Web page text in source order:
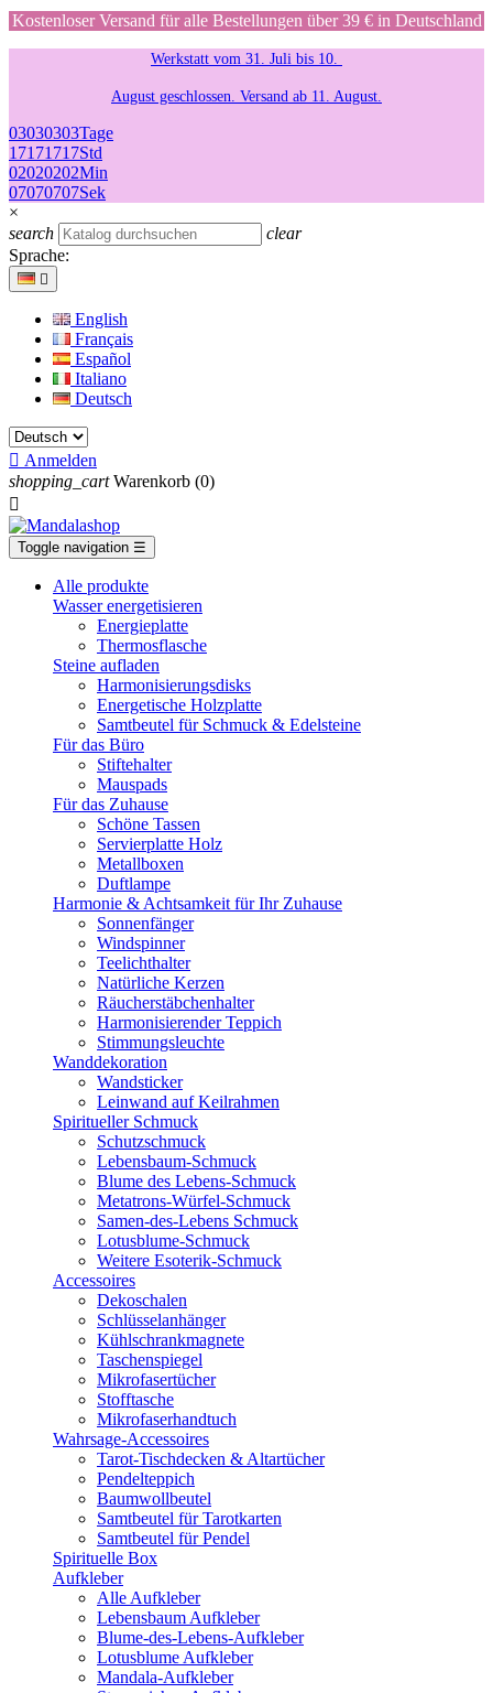
Kostenloser Versand für alle Bestellungen über 39 € in Deutschland
Werkstatt vom 31. Juli bis 10.
August geschlossen. Versand ab 11. August.
03030303Tage
17171717Std
02020202Min
07070707Sek
×
search
clear
Sprache:

English
Français
Español
Italiano
Deutsch
 Anmelden
shopping_cart Warenkorb (0)

Toggle navigation ☰
Alle produkte
Wasser energetisieren
Energieplatte​
Thermosflasche
Steine aufladen
Harmonisierungsdisks
Energetische Holzplatte
Samtbeutel für Schmuck & Edelsteine
Für das Büro
Stiftehalter
Mauspads
Für das Zuhause
Schöne Tassen
Servierplatte Holz
Metallboxen
Duftlampe
Harmonie & Achtsamkeit für Ihr Zuhause
Sonnenfänger
Windspinner
Teelichthalter
Natürliche Kerzen
Räucherstäbchenhalter
Harmonisierender Teppich
Stimmungsleuchte
Wanddekoration
Wandsticker
Leinwand auf Keilrahmen
Spiritueller Schmuck
Schutzschmuck
Lebensbaum-Schmuck
Blume des Lebens-Schmuck
Metatrons-Würfel-Schmuck
Samen-des-Lebens Schmuck
Lotusblume-Schmuck
Weitere Esoterik-Schmuck
Accessoires
Dekoschalen
Schlüsselanhänger
Kühlschrankmagnete
Taschenspiegel
Mikrofasertücher
Stofftasche
Mikrofaserhandtuch
Wahrsage-Accessoires
Tarot-Tischdecken & Altartücher
Pendelteppich
Baumwollbeutel
Samtbeutel für Tarotkarten
Samtbeutel für Pendel
Spirituelle Box
Aufkleber
Alle Aufkleber
Lebensbaum Aufkleber
Blume-des-Lebens-Aufkleber
Lotusblume Aufkleber
Mandala-Aufkleber